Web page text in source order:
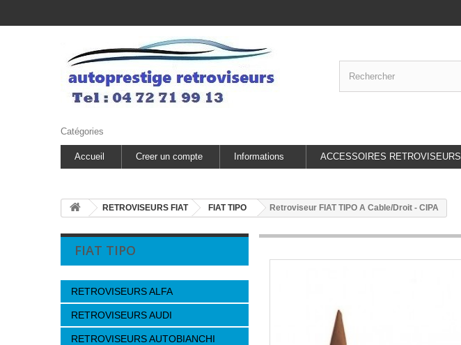
Catégories
Accueil Creer un compte Informations ACCESSOIRES RETROVISEURS
RETROVISEURS FIAT FIAT TIPO Retroviseur FIAT TIPO A Cable/Droit - CIPA
FIAT TIPO
RETROVISEURS ALFA
RETROVISEURS AUDI
RETROVISEURS AUTOBIANCHI